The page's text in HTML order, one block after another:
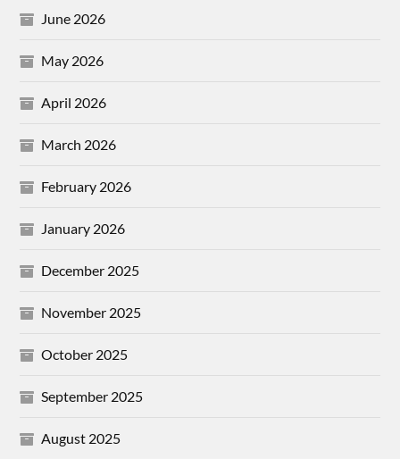
June 2026
May 2026
April 2026
March 2026
February 2026
January 2026
December 2025
November 2025
October 2025
September 2025
August 2025